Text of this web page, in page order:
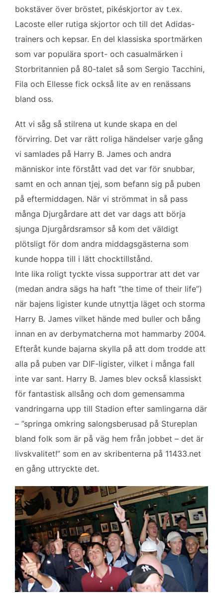
bokstäver över bröstet, pikéskjortor av t.ex.
Lacoste eller rutiga skjortor och till det Adidas-
trainers och kepsar. En del klassiska sportmärken
som var populära sport- och casualmärken i
Storbritannien på 80-talet så som Sergio Tacchini,
Fila och Ellesse fick också lite av en renässans
bland oss.
Att vi såg så stilrena ut kunde skapa en del
förvirring. Det var rätt roliga händelser varje gång
vi samlades på Harry B. James och andra
människor inte förstått vad det var för snubbar,
samt en och annan tjej, som befann sig på puben
på eftermiddagen. När vi strömmat in så pass
många Djurgårdare att det var dags att börja
sjunga Djurgårdsramsor så kom det väldigt
plötsligt för dom andra middagsgästerna som
kunde hoppa till i lätt chocktillstånd.
Inte lika roligt tyckte vissa supportrar att det var
(medan andra sägs ha haft ”the time of their life”)
när bajens ligister kunde utnyttja läget och storma
Harry B. James vilket hände med buller och bång
innan en av derbymatcherna mot hammarby 2004.
Efteråt kunde bajarna skylla på att dom trodde att
alla på puben var DIF-ligister, vilket i många fall
inte var sant. Harry B. James blev också klassiskt
för fantastisk allsång och dom gemensamma
vandringarna upp till Stadion efter samlingarna där
– ”springa omkring salongsberusad på Stureplan
bland folk som är på väg hem från jobbet – det är
livskvalitet!” som en av skribenterna på 11433.net
en gång uttryckte det.